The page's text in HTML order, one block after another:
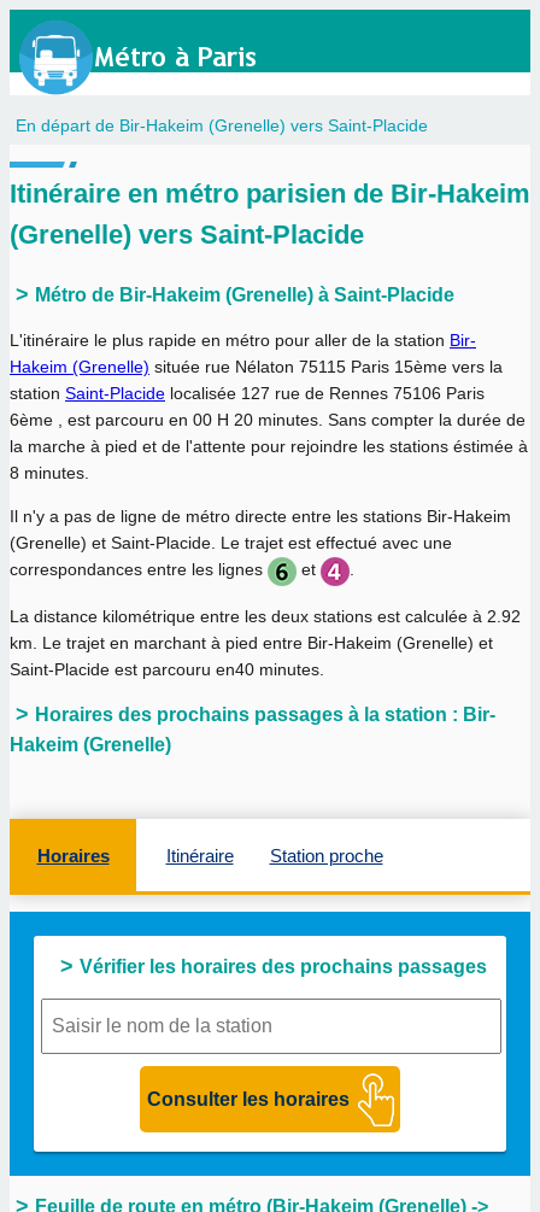
En départ de Bir-Hakeim (Grenelle) vers Saint-Placide
Itinéraire en métro parisien de Bir-Hakeim
(Grenelle) vers Saint-Placide
Métro de Bir-Hakeim (Grenelle) à Saint-Placide
L'itinéraire le plus rapide en métro pour aller de la station Bir-
Hakeim (Grenelle) située rue Nélaton 75115 Paris 15ème vers la
station Saint-Placide localisée 127 rue de Rennes 75106 Paris
6ème , est parcouru en 00 H 20 minutes. Sans compter la durée de
la marche à pied et de l'attente pour rejoindre les stations éstimée à
8 minutes.
Il n'y a pas de ligne de métro directe entre les stations Bir-Hakeim
(Grenelle) et Saint-Placide. Le trajet est effectué avec une
correspondances entre les lignes
et .
La distance kilométrique entre les deux stations est calculée à 2.92
km . Le trajet en marchant à pied entre Bir-Hakeim (Grenelle) et
Saint-Placide est parcouru en40 minutes
Horaires des prochains passages à la station : Bir-
Hakeim (Grenelle)
Horaires Itinéraire Station proche
Vérifier les horaires des prochains passages
Feuille de route en métro (Bir-Hakeim (Grenelle) ->